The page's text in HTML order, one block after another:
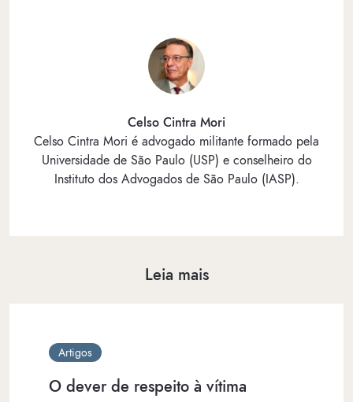
Celso Cintra Mori
Celso Cintra Mori é advogado militante formado pela
Universidade de São Paulo (USP) e conselheiro do
Instituto dos Advogados de São Paulo (IASP).
Leia mais
Artigos
O dever de respeito à vítima